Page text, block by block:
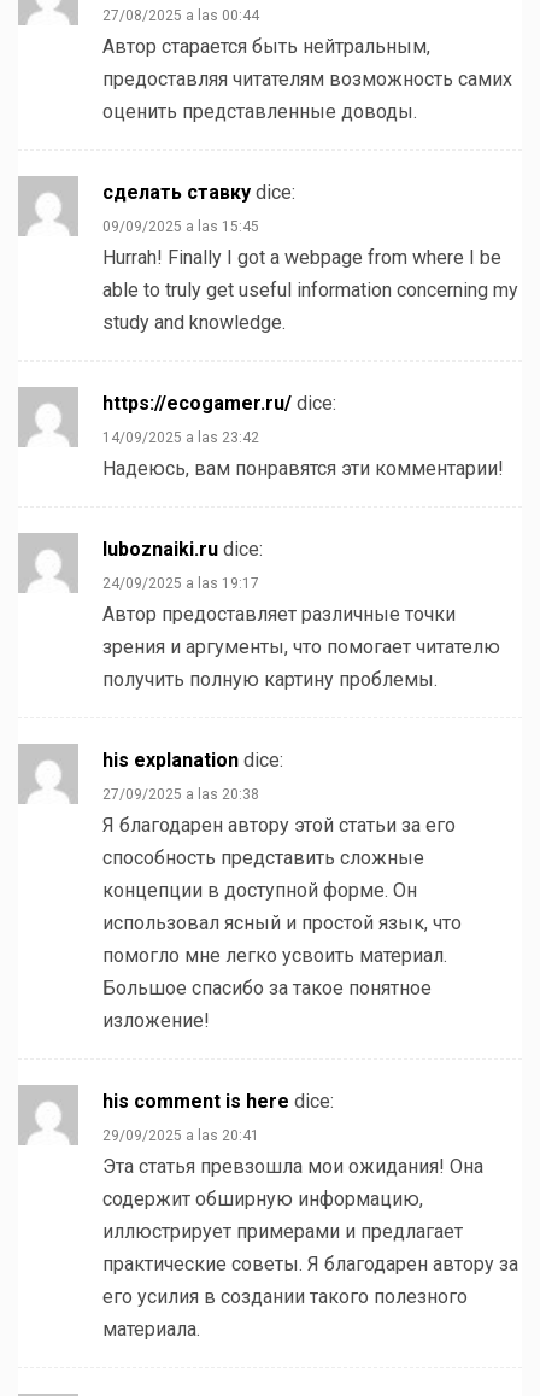
27/08/2025 a las 00:44
Автор старается быть нейтральным,
предоставляя читателям возможность самих
оценить представленные доводы.
сделать ставку dice:
09/09/2025 a las 15:45
Hurrah! Finally I got a webpage from where I be
able to truly get useful information concerning my
study and knowledge.
https://ecogamer.ru/ dice:
14/09/2025 a las 23:42
Надеюсь, вам понравятся эти комментарии!
luboznaiki.ru dice:
24/09/2025 a las 19:17
Автор предоставляет различные точки
зрения и аргументы, что помогает читателю
получить полную картину проблемы.
his explanation dice:
27/09/2025 a las 20:38
Я благодарен автору этой статьи за его
способность представить сложные
концепции в доступной форме. Он
использовал ясный и простой язык, что
помогло мне легко усвоить материал.
Большое спасибо за такое понятное
изложение!
his comment is here dice:
29/09/2025 a las 20:41
Эта статья превзошла мои ожидания! Она
содержит обширную информацию,
иллюстрирует примерами и предлагает
практические советы. Я благодарен автору за
его усилия в создании такого полезного
материала.